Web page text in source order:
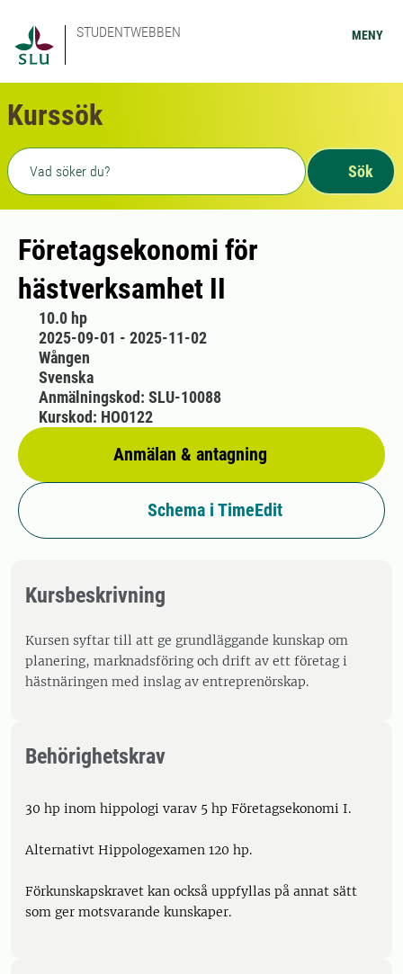
STUDENTWEBBEN MENY
Kurssök
Fritext sökning
Sök
Företagsekonomi för
hästverksamhet II
10.0 hp
2025-09-01 - 2025-11-02
Wången
Svenska
Anmälan & antagning
Anmälningskod: SLU-10088
Kurskod: HO0122
Schema i TimeEdit
Kursbeskrivning
Kursen syftar till att ge grundläggande kunskap om
planering, marknadsföring och drift av ett företag i
hästnäringen med inslag av entreprenörskap.
Behörighetskrav
30 hp inom hippologi varav 5 hp Företagsekonomi I.
Alternativt Hippologexamen 120 hp.
Förkunskapskravet kan också uppfyllas på annat sätt
som ger motsvarande kunskaper.